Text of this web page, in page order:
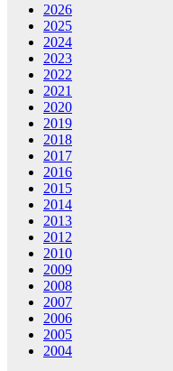
2026
2025
2024
2023
2022
2021
2020
2019
2018
2017
2016
2015
2014
2013
2012
2010
2009
2008
2007
2006
2005
2004